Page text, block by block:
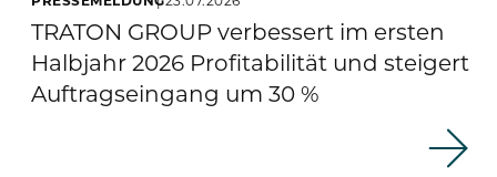
TRATON GROUP verbessert im ersten
Halbjahr 2026 Profitabilität und steigert
Auftragseingang um 30 %